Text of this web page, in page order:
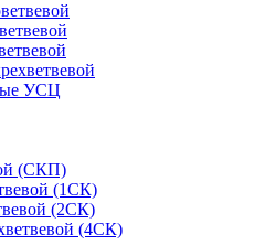
УСЦ
(СКП)
(1СК)
(2СК)
(4СК)